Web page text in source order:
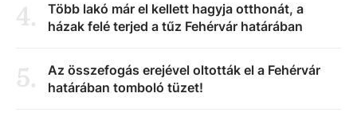
4.
Több lakó már el kellett hagyja otthonát, a
házak felé terjed a tűz Fehérvár határában
5.
Az összefogás erejével oltották el a Fehérvár
határában tomboló tüzet!